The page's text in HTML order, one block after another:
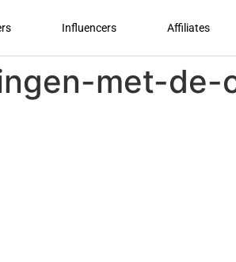
Influencers Affiliates
met-